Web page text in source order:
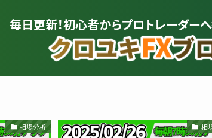
毎日更新！初心者からプロトレーダー
クロユキ
相場分析 相